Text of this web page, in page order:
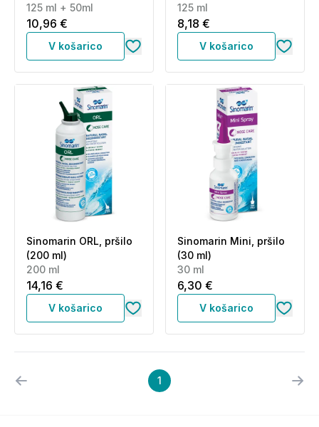
125 ml + 50ml
10,96 €
V košarico
125 ml
8,18 €
V košarico
Sinomarin ORL, pršilo
(200 ml)
200 ml
14,16 €
V košarico
Sinomarin Mini, pršilo
(30 ml)
30 ml
6,30 €
V košarico
1